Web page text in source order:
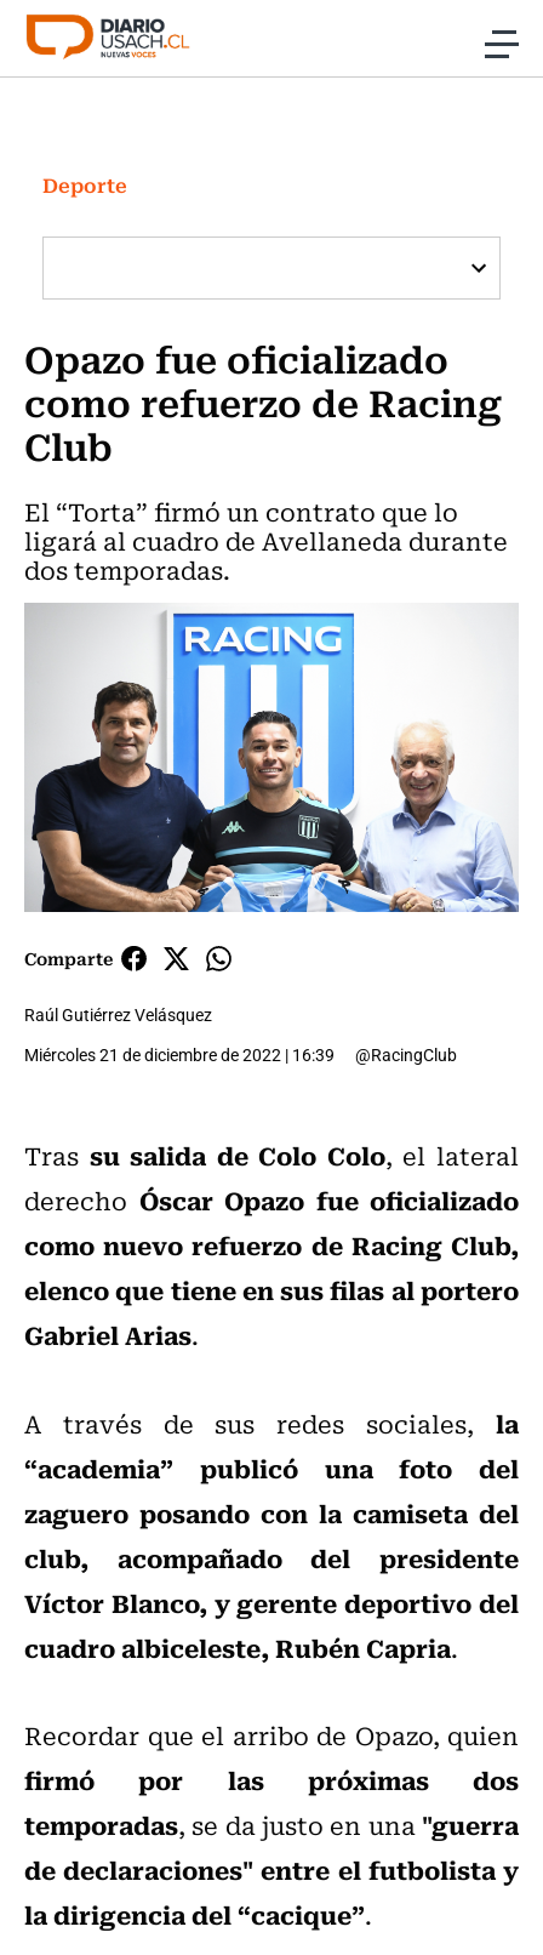
Click acá para ir directamente al contenido
Investigación
Cultura
Programas Radio y TV Usach
Deporte
Opazo fue oficializado
como refuerzo de Racing
Club
El “Torta” firmó un contrato que lo
ligará al cuadro de Avellaneda durante
dos temporadas.
Comparte
Raúl Gutiérrez Velásquez
Miércoles 21 de diciembre de 2022 | 16:39
@RacingClub
Tras su salida de Colo Colo, el lateral
derecho Óscar Opazo fue oficializado
como nuevo refuerzo de Racing Club,
elenco que tiene en sus filas al portero
Gabriel Arias.
A través de sus redes sociales, la
“academia” publicó una foto del
zaguero posando con la camiseta del
club, acompañado del presidente
Víctor Blanco, y gerente deportivo del
cuadro albiceleste, Rubén Capria.
Recordar que el arribo de Opazo, quien
firmó por las próximas dos
temporadas, se da justo en una"guerra
de declaraciones" entre el futbolista y
la dirigencia del “cacique”.